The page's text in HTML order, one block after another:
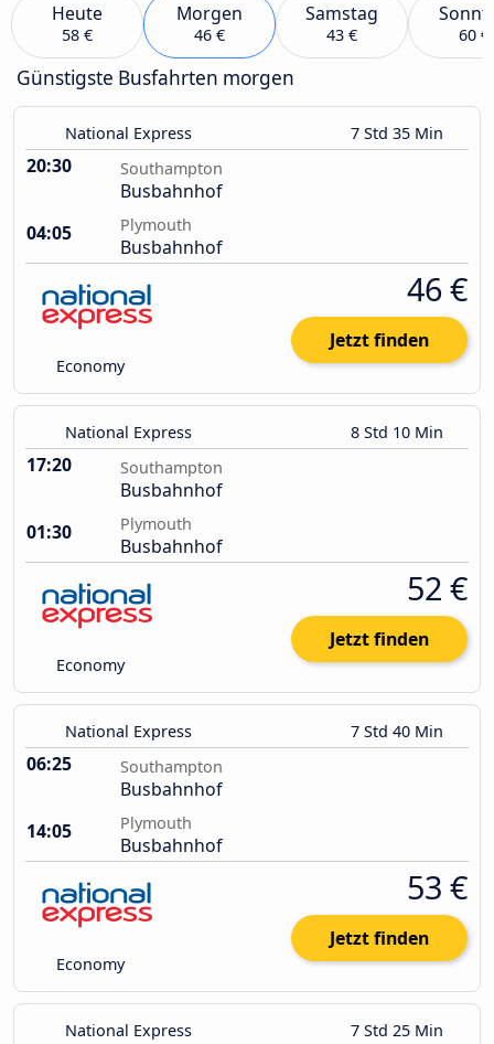
Heute
58 €
Morgen
46 €
Samstag
43 € 60 €
Günstigste Busfahrten morgen
National Express 7 Std 35 Min
20:30 Southampton
Busbahnhof
04:05
Plymouth
Busbahnhof
Economy
46 €
Jetzt finden
National Express 8 Std 10 Min
17:20 Southampton
Busbahnhof
01:30
Plymouth
Busbahnhof
Economy
52 €
Jetzt finden
National Express 7 Std 40 Min
06:25 Southampton
Busbahnhof
14:05
Plymouth
Busbahnhof
Economy
53 €
Jetzt finden
National Express 7 Std 25 Min